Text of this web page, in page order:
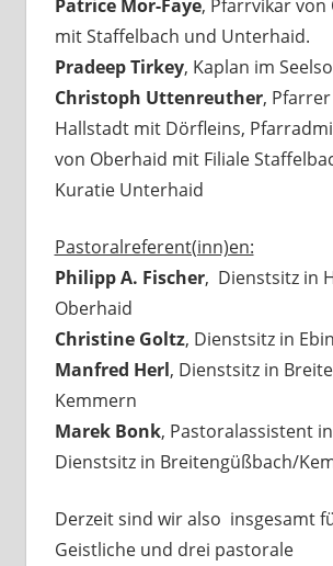
Patrice Mor-Faye, Pfarrvikar von
mit Staffelbach und Unterhaid.
Pradeep Tirkey, Kaplan im
Christoph Uttenreuther,
Hallstadt mit Dörfleins,
von Oberhaid mit Filiale
Kuratie Unterhaid
Pastoralreferent(inn)en:
Philipp A. Fischer, Dienstsitz in
Oberhaid
Christine Goltz, Dienstsitz in
Manfred Herl, Dienstsitz in
Kemmern
Marek Bonk, Pastoralassistent
Dienstsitz in Breitengüßbach/
Derzeit sind wir also insgesamt
Geistliche und drei pastorale